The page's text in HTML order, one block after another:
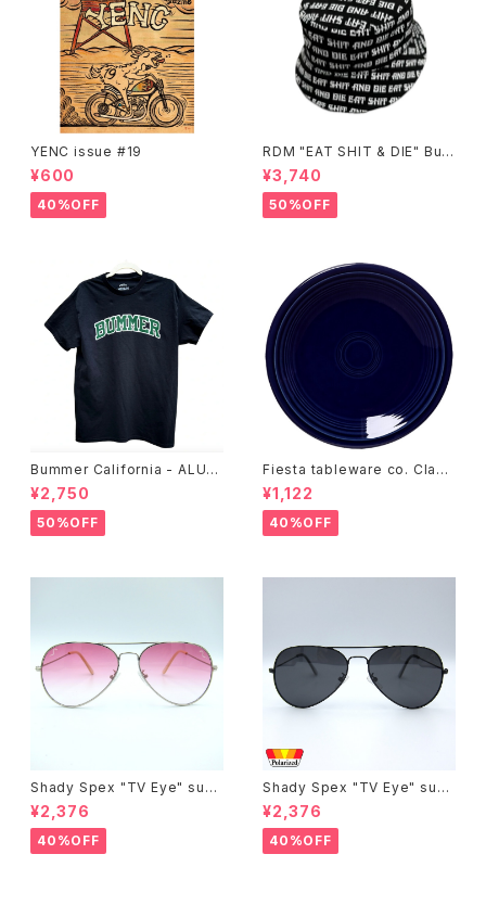
YENC issue #19
¥600
40%OFF
RDM "EAT SHIT & DIE" Buc
ket Hat
¥3,740
50%OFF
Bummer California - ALUM
T-SHIRT,black
¥2,750
50%OFF
Fiesta tableware co. Class
ic Rim 7-1/4 Inch Salad Pla
te
¥1,122
40%OFF
Shady Spex "TV Eye" sung
lasses, Silver w/Rose Grad
ient lenses
¥2,376
40%OFF
Shady Spex "TV Eye" sung
lasses, Black w/Polarized
Grey lenses
¥2,376
40%OFF